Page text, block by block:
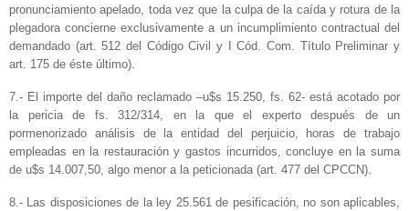
pronunciamiento apelado, toda vez que la culpa de la caída y rotura de la
plegadora concierne exclusivamente a un incumplimiento contractual del
demandado (art. 512 del Código Civil y I Cód. Com. Título Preliminar y
art. 175 de éste último).
7.- El importe del daño reclamado –u$s 15.250, fs. 62- está acotado por
la pericia de fs. 312/314, en la que el experto después de un
pormenorizado análisis de la entidad del perjuicio, horas de trabajo
empleadas en la restauración y gastos incurridos, concluye en la suma
de u$s 14.007,50, algo menor a la peticionada (art. 477 del CPCCN).
8.- Las disposiciones de la ley 25.561 de pesificación, no son aplicables,